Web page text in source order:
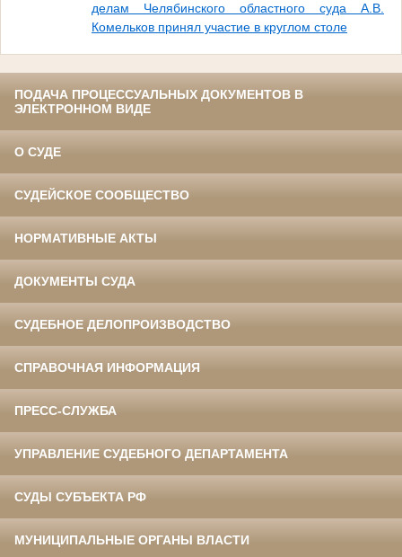
делам Челябинского областного суда А.В.
Комельков принял участие в круглом столе
ПОДАЧА ПРОЦЕССУАЛЬНЫХ ДОКУМЕНТОВ В
ЭЛЕКТРОННОМ ВИДЕ
О СУДЕ
СУДЕЙСКОЕ СООБЩЕСТВО
НОРМАТИВНЫЕ АКТЫ
ДОКУМЕНТЫ СУДА
СУДЕБНОЕ ДЕЛОПРОИЗВОДСТВО
СПРАВОЧНАЯ ИНФОРМАЦИЯ
ПРЕСС-СЛУЖБА
УПРАВЛЕНИЕ СУДЕБНОГО ДЕПАРТАМЕНТА
СУДЫ СУБЪЕКТА РФ
МУНИЦИПАЛЬНЫЕ ОРГАНЫ ВЛАСТИ